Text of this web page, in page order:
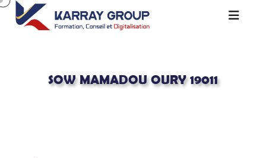
SOW MAMADOU OURY 19011